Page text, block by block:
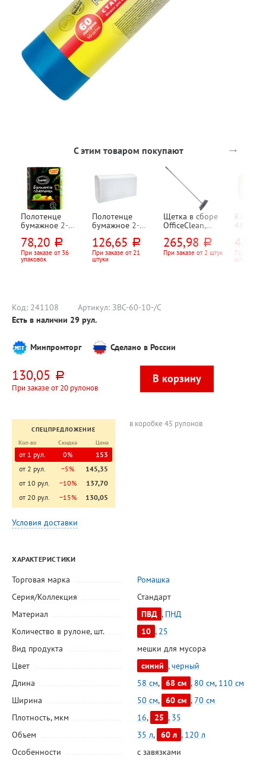
С этим товаром покупают →
Полотенце
бумажное 2-
"Черный (Black)",
белое, 12м,
24см*23см, 50л,
78,20 руб.
При заказе от 36
упаковок
Полотенце
бумажное 2-
(Veiro),
"Профессионал.
Облегченный
перфорация
есть, с
тиснением
126,65 руб.
При заказе от 21
штуки
Щетка в сборе
OfficeClean,
(Professional)",
длина черенка
265,98 руб.
При заказе от 2 штук
Трейд,
43,35
При
штук
Код: 241108 Артикул: ЗВС-60-10-/С
Есть в наличии 29 рул.
Минпромторг Сделано в России
130,05 руб.
При заказе от 20 рулонов
СПЕЦПРЕДЛОЖЕНИЕ
Кол-во
Скидка Цена
от 1 рул. 0%
153
от 2 рул.
−5%
145,35
от 10 рул.
−10%
137,70
от 20 рул.
−15% 130,05
в коробке 45 рулонов
Условия доставки
ХАРАКТЕРИСТИКИ
Торговая марка
Ромашка
Серия/Коллекция
Стандарт
Материал
ПВД , ПНД
Количество в рулоне, шт.
10 , 25
Вид продукта
мешки для мусора
Цвет
синий ,черный
Длина
58 см, 68 см , 80 см, 110 см
Ширина
50 см, 60 см ,70 см
Плотность, мкм
16, 25 , 35
Объем
35 л, 60 л , 120 л
Особенности
с завязками